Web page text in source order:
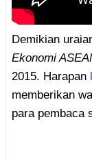
Demikian
Ekonomi
2015. Harapan
memberikan
para pembaca